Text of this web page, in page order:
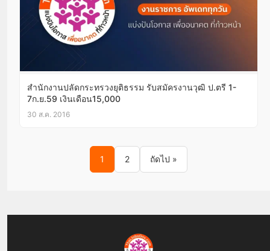
สำนักงานปลัดกระทรวงยุติธรรม รับสมัครงานวุฒิ ป.ตรี 1-
7ก.ย.59 เงินเดือน15,000
30 ส.ค. 2016
Posts pagination
1 2 ถัดไป »